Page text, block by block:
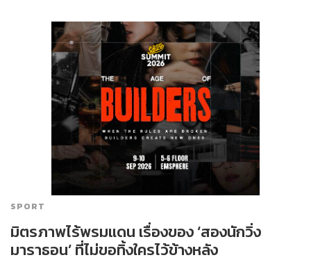
SPORT
มิตรภาพไร้พรมแดน เรื่องของ ‘สองนักวิ่ง
มาราธอน’ ที่ไม่ขอทิ้งใครไว้ข้างหลัง